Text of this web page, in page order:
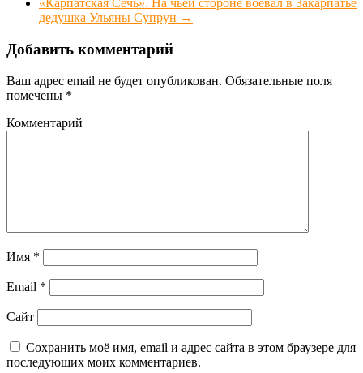
«Карпатская Сечь». На чьей стороне воевал в Закарпатье
дедушка Ульяны Супрун →
Добавить комментарий
Ваш адрес email не будет опубликован. Обязательные поля
помечены *
Комментарий
Имя *
Email *
Сайт
Сохранить моё имя, email и адрес сайта в этом браузере для
последующих моих комментариев.